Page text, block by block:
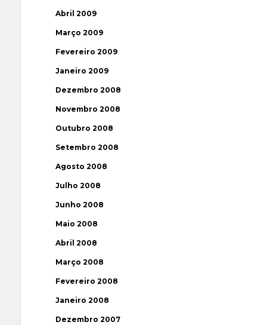
Abril 2009
Março 2009
Fevereiro 2009
Janeiro 2009
Dezembro 2008
Novembro 2008
Outubro 2008
Setembro 2008
Agosto 2008
Julho 2008
Junho 2008
Maio 2008
Abril 2008
Março 2008
Fevereiro 2008
Janeiro 2008
Dezembro 2007